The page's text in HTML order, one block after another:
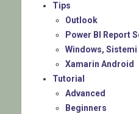
Tips
Outlook
Power BI Report
Windows, Sistemi
Xamarin Android
Tutorial
Advanced
Beginners